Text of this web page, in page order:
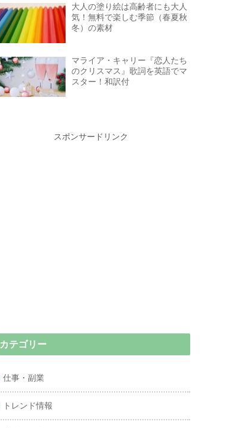
大人の塗り絵は高齢者にも大人
気！無料で楽しむ季節（春夏秋
冬）の素材
マライア・キャリー『恋人たち
のクリスマス』歌詞を英語でマ
スター！和訳付
スポンサードリンク
カテゴリー
仕事・副業
トレンド情報